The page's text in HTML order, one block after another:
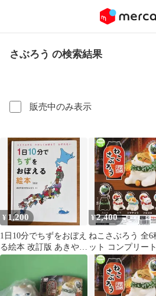
さぶろう の検索結果
販売中のみ表示
¥ 1,200
1日10分でちずをおぼえ
る絵本 改訂版 あきやま
かぜさぶろう
¥ 2,400
ねこさぶろう 全6
ット コンプリート